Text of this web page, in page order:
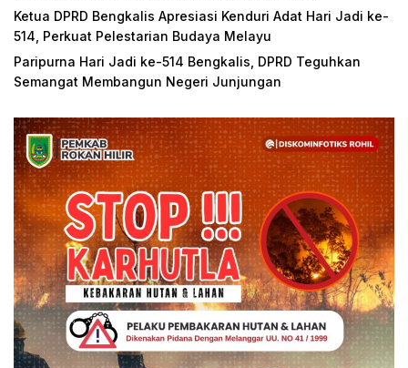
Ketua DPRD Bengkalis Apresiasi Kenduri Adat Hari Jadi ke-
514, Perkuat Pelestarian Budaya Melayu
Paripurna Hari Jadi ke-514 Bengkalis, DPRD Teguhkan
Semangat Membangun Negeri Junjungan